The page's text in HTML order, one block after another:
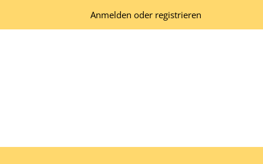
Anmelden oder registrieren